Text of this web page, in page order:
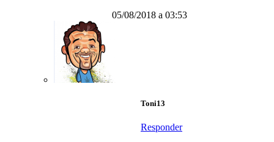
05/08/2018 a 03:53
Toni13
Responder